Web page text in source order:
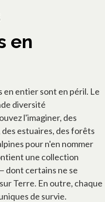
en
entier sont en péril. Le
diversité
l'imaginer, des
estuaires, des forêts
pour n'en nommer
une collection
dont certains ne se
Terre. En outre, chaque
de survie.